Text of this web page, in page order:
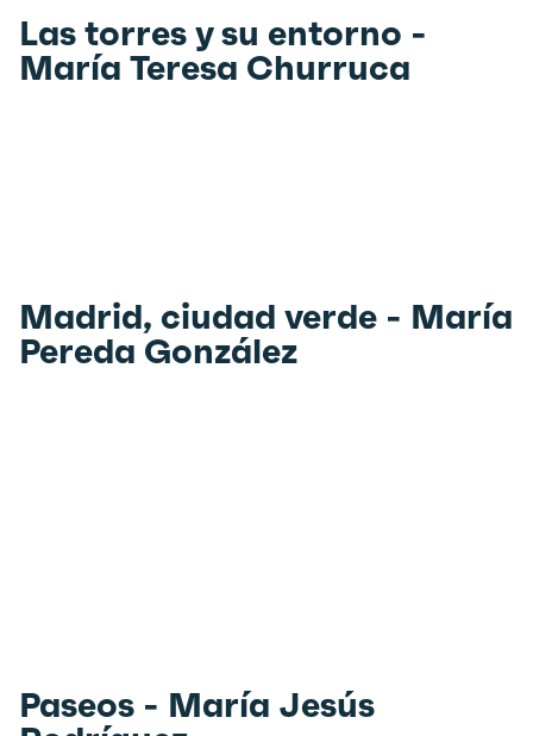
Las torres y su entorno -
María Teresa Churruca
Madrid, ciudad verde - María
Pereda González
Paseos - María Jesús